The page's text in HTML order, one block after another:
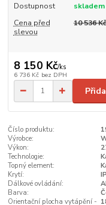
Dostupnost
skladem
Cena před
slevou
10 536 Kč
8 150 Kč/ks
6 736 Kč bez DPH
Číslo produktu:
Výrobce:
Výkon:
Technologie:
Topný element:
Krytí:
Dálkové ovládání:
Barva:
Orientační plocha vytápění -